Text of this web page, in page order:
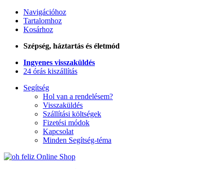
Navigációhoz
Tartalomhoz
Kosárhoz
Szépség, háztartás és életmód
Ingyenes visszaküldés
24 órás kiszállítás
Segítség
Hol van a rendelésem?
Visszaküldés
Szállítási költségek
Fizetési módok
Kapcsolat
Minden Segítség-téma